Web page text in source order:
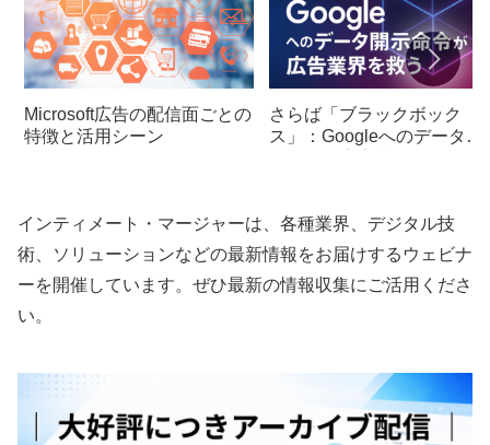
Microsoft広告の配信面ごとの
特徴と活用シーン
さらば「ブラックボック
ス」：Googleへのデータ開
インティメート・マージャーは、各種業界、デジタル技
術、ソリューションなどの最新情報をお届けするウェビナ
ーを開催しています。ぜひ最新の情報収集にご活用くださ
い。